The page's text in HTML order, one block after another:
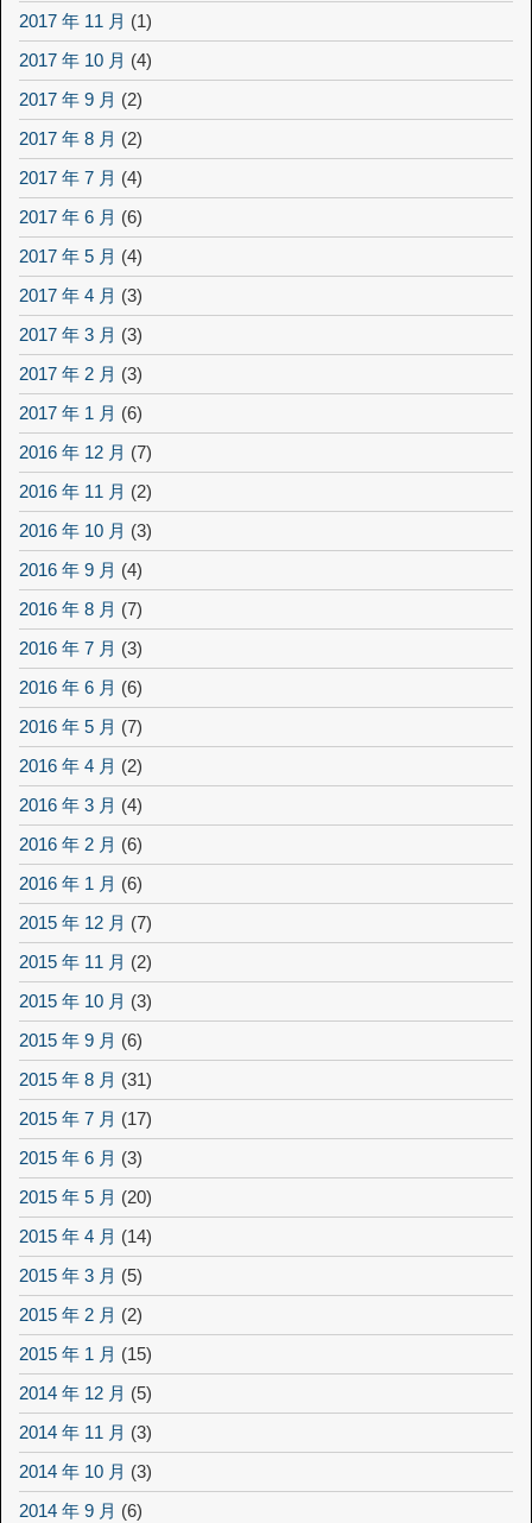
2017 年 11 月 (1)
2017 年 10 月 (4)
2017 年 9 月 (2)
2017 年 8 月 (2)
2017 年 7 月 (4)
2017 年 6 月 (6)
2017 年 5 月 (4)
2017 年 4 月 (3)
2017 年 3 月 (3)
2017 年 2 月 (3)
2017 年 1 月 (6)
2016 年 12 月 (7)
2016 年 11 月 (2)
2016 年 10 月 (3)
2016 年 9 月 (4)
2016 年 8 月 (7)
2016 年 7 月 (3)
2016 年 6 月 (6)
2016 年 5 月 (7)
2016 年 4 月 (2)
2016 年 3 月 (4)
2016 年 2 月 (6)
2016 年 1 月 (6)
2015 年 12 月 (7)
2015 年 11 月 (2)
2015 年 10 月 (3)
2015 年 9 月 (6)
2015 年 8 月 (31)
2015 年 7 月 (17)
2015 年 6 月 (3)
2015 年 5 月 (20)
2015 年 4 月 (14)
2015 年 3 月 (5)
2015 年 2 月 (2)
2015 年 1 月 (15)
2014 年 12 月 (5)
2014 年 11 月 (3)
2014 年 10 月 (3)
2014 年 9 月 (6)